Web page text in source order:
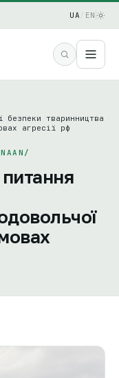
UA EN
безпеки тваринництва
агресії рф